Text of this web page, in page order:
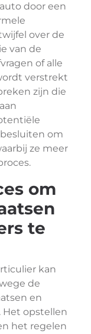
door een
over de
van de
of alle
verstrekt
zijn die
om
ze meer
om
te
kan
de
en
opstellen
het regelen